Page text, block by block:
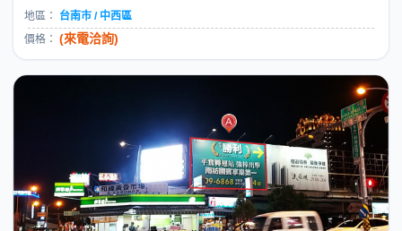
地區：
台南市 / 中西區
價格： (來電洽詢)